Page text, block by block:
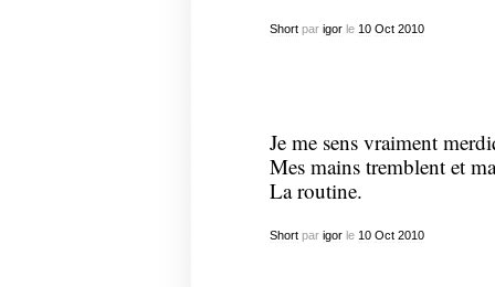
Shortpar igorle 10 Oct 2010
Je me sens vraiment
Mes mains tremblent et
La routine.
Shortpar igorle 10 Oct 2010